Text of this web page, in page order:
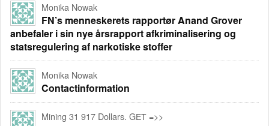
Monika Nowak
FN’s menneskerets rapportør Anand Grover
anbefaler i sin nye årsrapport afkriminalisering og
statsregulering af narkotiske stoffer
Monika Nowak
Contactinformation
Mining 31 917 Dollars. GЕТ =>>